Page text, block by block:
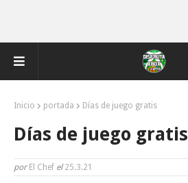
Inicio portada Días de juego gratis
Días de juego gratis
por El Chef el25.3.21